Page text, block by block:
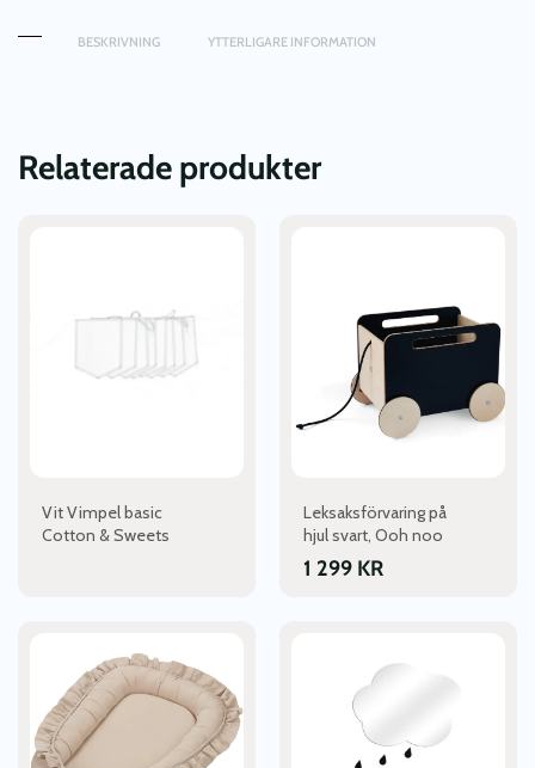
BESKRIVNING YTTERLIGARE INFORMATION
Relaterade produkter
Vit Vimpel basic
Cotton & Sweets
produktsidan
Leksaksförvaring på
hjul svart, Ooh noo
1 299 KR